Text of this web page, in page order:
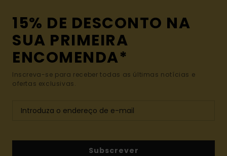
15% DE DESCONTO NA
SUA PRIMEIRA
ENCOMENDA*
Inscreva-se para receber todas as últimas notícias e
ofertas exclusivas.
Subscrever